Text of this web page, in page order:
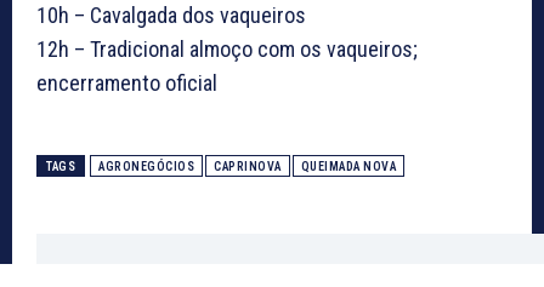
10h – Cavalgada dos vaqueiros
12h – Tradicional almoço com os vaqueiros;
encerramento oficial
TAGS AGRONEGÓCIOS CAPRINOVA QUEIMADA NOVA